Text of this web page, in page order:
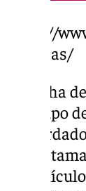
https://
cortadas/
El 112 ha
un grupo
de
de